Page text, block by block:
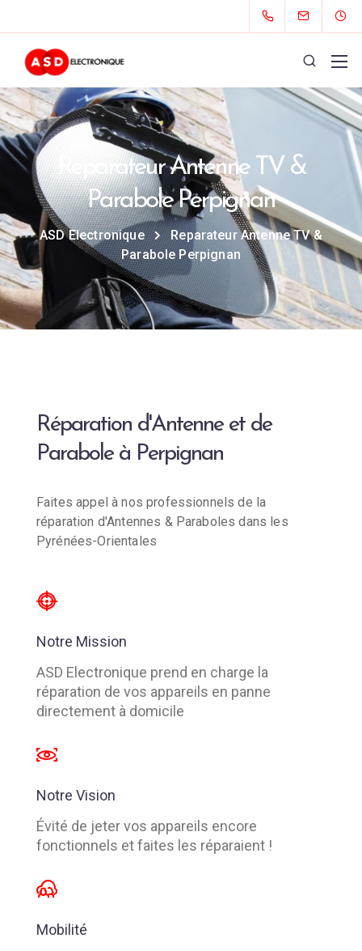
Reparateur Antenne TV &
Parabole Perpignan
ASD Electronique
Reparateur Antenne TV &
Parabole Perpignan
Réparation d'Antenne et de
Parabole à Perpignan
Faites appel à nos professionnels de la
réparation d'Antennes & Paraboles dans les
Pyrénées-Orientales
Notre Mission
ASD Electronique prend en charge la
réparation de vos appareils en panne
directement à domicile
Notre Vision
Évité de jeter vos appareils encore
fonctionnels et faites les réparaient !
Mobilité